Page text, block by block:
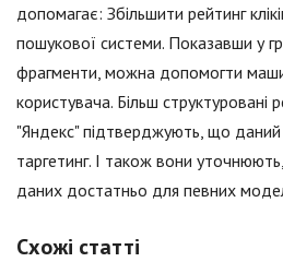
допомагає: Збільшити рейтинг
пошукової системи. Показавши у
фрагменти, можна допомогти
користувача. Більш структуровані
"Яндекс" підтверджують, що даний
таргетинг. І також вони
даних достатньо для певних
Схожі статті